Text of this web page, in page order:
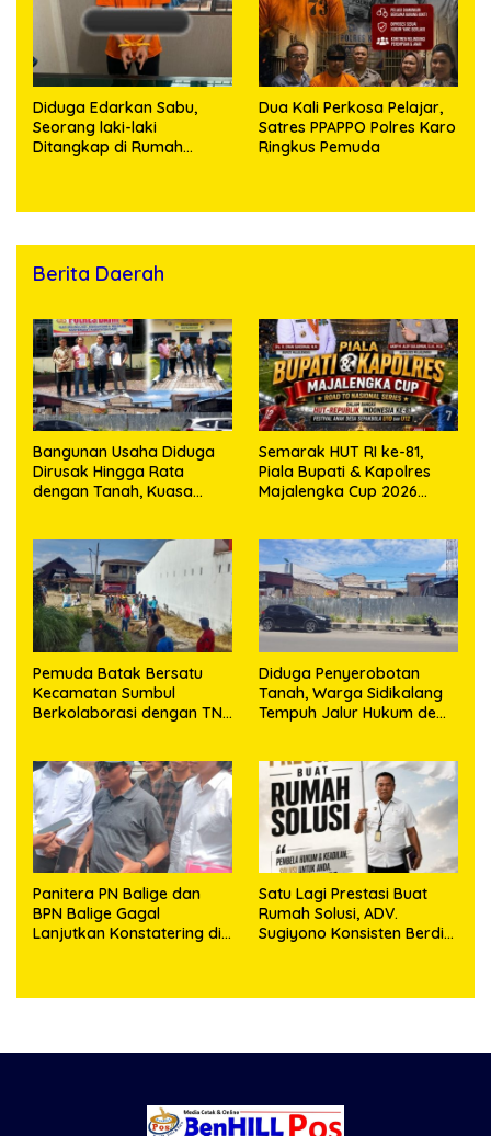
Diduga Edarkan Sabu,
Seorang laki-laki
Ditangkap di Rumah
Dua Kali Perkosa Pelajar,
Satres PPAPPO Polres Karo
Ringkus Pemuda
Berita Daerah
Bangunan Usaha Diduga
Dirusak Hingga Rata
dengan Tanah, Kuasa
Tempuh Jalur Hukum
Semarak HUT RI ke-81,
Piala Bupati & Kapolres
Majalengka Cup 2026
Pemuda Batak Bersatu
Kecamatan Sumbul
Berkolaborasi dengan TNI
023/KS dan HUT Ke-81
Kemerdekaan RI
Diduga Penyerobotan
Tanah, Warga Sidikalang
Tempuh Jalur Hukum demi
Panitera PN Balige dan
BPN Balige Gagal
Lanjutkan Konstatering di
Satu Lagi Prestasi Buat
Rumah Solusi, ADV.
Sugiyono Konsisten Berdiri